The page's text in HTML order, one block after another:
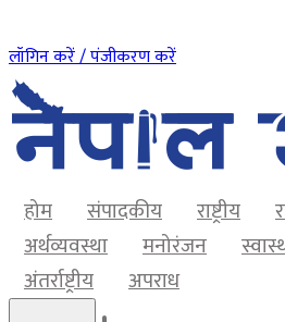
लॉगिन करें / पंजीकरण करें
होम संपादकीय राष्ट्रीय
अर्थव्यवस्था
मनोरंजन
अंतर्राष्ट्रीय
अपराध